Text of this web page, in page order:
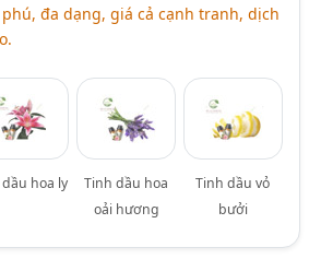
đa dạng, giá cả cạnh tranh, dịch
hoa ly
Tinh dầu hoa
oải hương
Tinh dầu vỏ
bưởi